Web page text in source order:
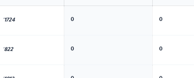
0
0
1724'
0
0
822'